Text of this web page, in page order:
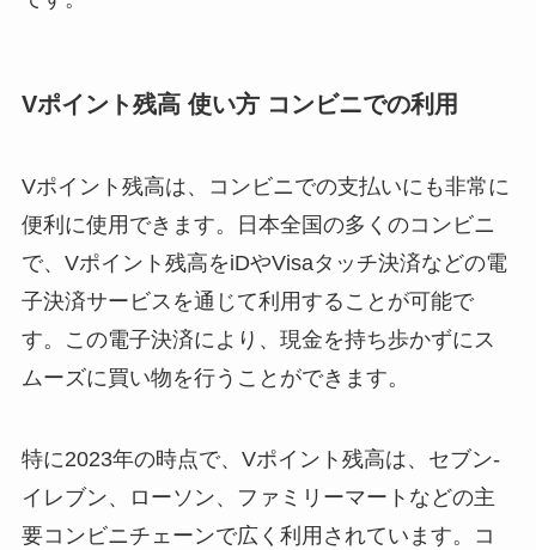
Vポイント残高 使い方 コンビニでの利用
Vポイント残高は、コンビニでの支払いにも非常に
便利に使用できます。日本全国の多くのコンビニ
で、Vポイント残高をiDやVisaタッチ決済などの電
子決済サービスを通じて利用することが可能で
す。この電子決済により、現金を持ち歩かずにス
ムーズに買い物を行うことができます。
特に2023年の時点で、Vポイント残高は、セブン-
イレブン、ローソン、ファミリーマートなどの主
要コンビニチェーンで広く利用されています。コ